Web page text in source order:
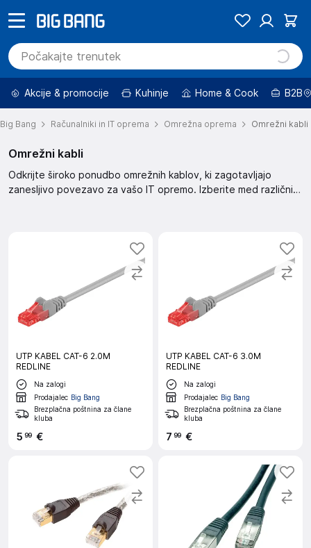
Akcije & promocije Kuhinje Home & Cook B2B
Big Bang Računalniki in IT oprema Omrežna oprema Omrežni kabli
Omrežni kabli
Odkrijte široko ponudbo omrežnih kablov, ki zagotavljajo
zanesljivo povezavo za vašo IT opremo. Izberite med različnimi
UTP KABEL CAT-6 2.0M
REDLINE
Na zalogi
Prodajalec Big Bang
Brezplačna poštnina za člane
kluba
5 99 €
UTP KABEL CAT-6 3.0M
REDLINE
Na zalogi
Prodajalec Big Bang
Brezplačna poštnina za člane
kluba
7 99 €